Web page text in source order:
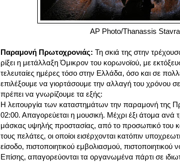
AP Photo/Thanassis
Παραμονή Πρωτοχρονιάς: Τη σκιά της στην
ρίξει η μετάλλαξη Όμικρον του κορωνοϊού, με
τελευταίες ημέρες τόσο στην Ελλάδα, όσο και σε
επιλέξουμε να γιορτάσουμε την αλλαγή του χρόνου
πρέπει να γνωρίζουμε τα εξής:
Η λειτουργία των καταστημάτων την παραμονή της
02:00. Απαγορεύεται η μουσική. Μέχρι έξι άτομα ανά
μάσκας υψηλής προστασίας, από το προσωπικό του
τους πελάτες, οι οποίοι εισέρχονται κατόπιν
είσοδο, πιστοποιητικού εμβολιασμού, πιστοποιητικού
Επίσης, απαγορεύονται τα οργανωμένα πάρτι σε